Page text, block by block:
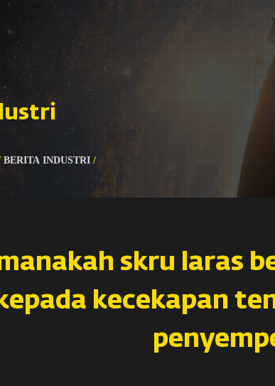
BERITA INDUSTRI/
skru laras
kepada kecekapan